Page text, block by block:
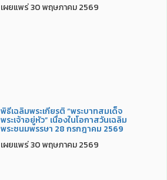
เผยแพร่ 30 พฤษภาคม 2569
พิธีเฉลิมพระเกียรติ “พระบาทสมเด็จ
พระเจ้าอยู่หัว” เนื่องในโอกาสวันเฉลิม
พระชนมพรรษา 28 กรกฎาคม 2569
เผยแพร่ 30 พฤษภาคม 2569